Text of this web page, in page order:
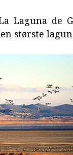
Laguna de
største